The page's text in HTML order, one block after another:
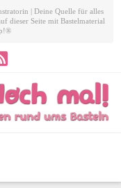
| Deine Quelle für alles
dieser Seite mit Bastelmaterial